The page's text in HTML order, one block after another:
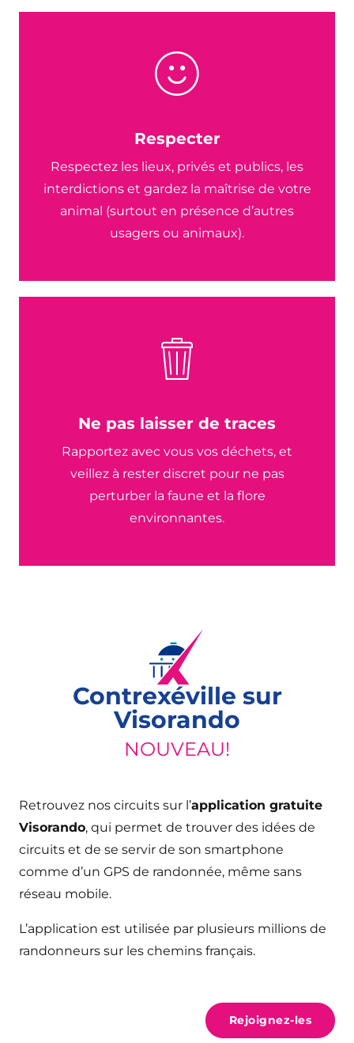
Respecter
Respectez les lieux, privés et publics, les
interdictions et gardez la maîtrise de votre
animal (surtout en présence d’autres
usagers ou animaux).
Ne pas laisser de traces
Rapportez avec vous vos déchets, et
veillez à rester discret pour ne pas
perturber la faune et la flore
environnantes.
Contrexéville sur
Visorando
NOUVEAU!
Retrouvez nos circuits sur l’application gratuite
Visorando, qui permet de trouver des idées de
circuits et de se servir de son smartphone
comme d’un GPS de randonnée, même sans
réseau mobile.
L’application est utilisée par plusieurs millions de
randonneurs sur les chemins français.
Rejoignez-les